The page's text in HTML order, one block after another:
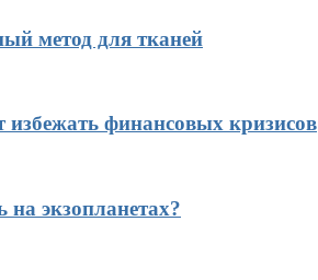
метод для тканей
финансовых кризисов
экзопланетах?